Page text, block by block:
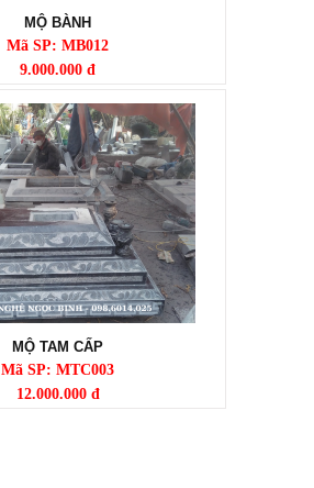
MỘ BÀNH
Mã SP: MB012
9.000.000 đ
MỘ TAM CẤP
Mã SP: MTC003
12.000.000 đ